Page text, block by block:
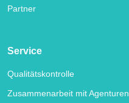
Partner
Service
Qualitätskontrolle
Zusammenarbeit mit Agenturen